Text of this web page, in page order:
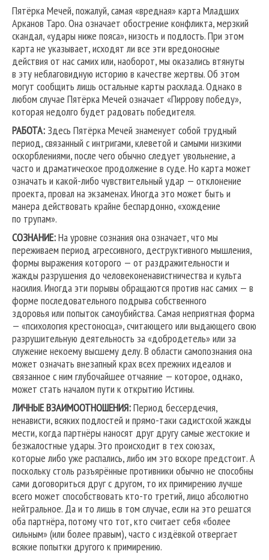
Пятёрка Мечей, пожалуй, самая «вредная» карта Младших
Арканов Таро. Она означает обострение конфликта, мерзкий
скандал, «удары ниже пояса», низость и подлость. При этом
карта не указывает, исходят ли все эти вредоносные
действия от нас самих или, наоборот, мы оказались втянуты
в эту неблаговидную историю в качестве жертвы. Об этом
могут сообщить лишь остальные карты расклада. Однако в
любом случае Пятёрка Мечей означает «Пиррову победу»,
которая недолго будет радовать победителя.
РАБОТА: Здесь Пятёрка Мечей знаменует собой трудный
период, связанный с интригами, клеветой и самыми низкими
оскорблениями, после чего обычно следует увольнение, а
часто и драматическое продолжение в суде. Но карта может
означать и какой-либо чувствительный удар — отклонение
проекта, провал на экзаменах. Иногда это может быть и
манера действовать крайне беспардонно, «хождение
по трупам».
СОЗНАНИЕ:На уровне сознания она означает, что мы
переживаем период агрессивного, деструктивного мышления,
формы выражения которого — от раздражительности и
жажды разрушения до человеконенавистничества и культа
насилия. Иногда эти порывы обращаются против нас самих — в
форме последовательного подрыва собственного
здоровья или попыток самоубийства. Самая неприятная форма
— «психология крестоносца», считающего или выдающего свою
разрушительную деятельность за «добродетель» или за
служение некоему высшему делу. В области самопознания она
может означать внезапный крах всех прежних идеалов и
связанное с ним глубочайшее отчаяние — которое, однако,
может стать началом пути к открытию Истины.
ЛИЧНЫЕ ВЗАИМООТНОШЕНИЯ:Период бессердечия,
ненависти, всяких подлостей и прямо-таки садистской жажды
мести, когда партнёры наносят друг другу самые жестокие и
безжалостные удары. Это происходит в тех союзах,
которые либо уже распались, либо им это вскоре предстоит. А
поскольку столь разъярённые противники обычно не способны
сами договориться друг с другом, то их примирению лучше
всего может способствовать кто-то третий, лицо абсолютно
нейтральное. Да и то лишь в том случае, если на это решатся
оба партнёра, потому что тот, кто считает себя «более
сильным» (или более правым), часто с издёвкой отвергает
всякие попытки другого к примирению.